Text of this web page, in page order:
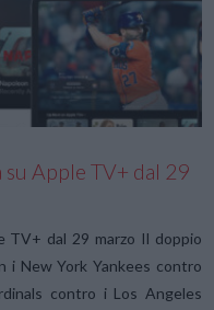
Apple TV+ dal 29
TV+ dal 29 marzo Il doppio
i New York Yankees contro
contro i Los Angeles